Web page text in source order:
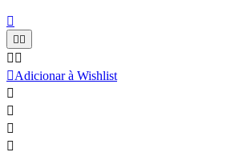

 
 
Adicionar à Wishlist



